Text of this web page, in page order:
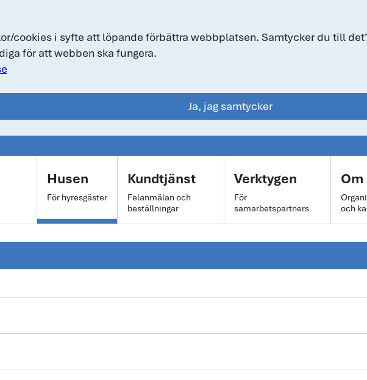
cookies i syfte att löpande förbättra webbplatsen. Samtycker du till
för att webben ska fungera.
Ja, jag samtycker
Husen
För hyresgäster
Kundtjänst
Felanmälan och
beställningar
Verktygen
För
samarbetspartners
Om
och